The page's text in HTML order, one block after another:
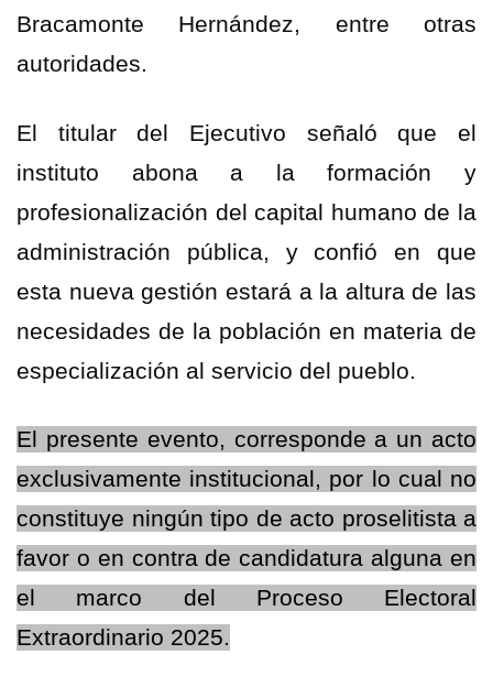
Bracamonte Hernández, entre otras
autoridades.
El titular del Ejecutivo señaló que el
instituto abona a la formación y
profesionalización del capital humano de la
administración pública, y confió en que
esta nueva gestión estará a la altura de las
necesidades de la población en materia de
especialización al servicio del pueblo.
El presente evento, corresponde a un acto
exclusivamente institucional, por lo cual no
constituye ningún tipo de acto proselitista a
favor o en contra de candidatura alguna en
el marco del Proceso Electoral
Extraordinario 2025.